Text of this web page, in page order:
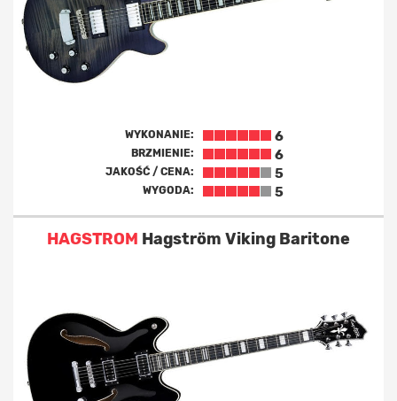
WYKONANIE: 6
BRZMIENIE: 6
JAKOŚĆ / CENA: 5
WYGODA: 5
HAGSTROM Hagström Viking Baritone